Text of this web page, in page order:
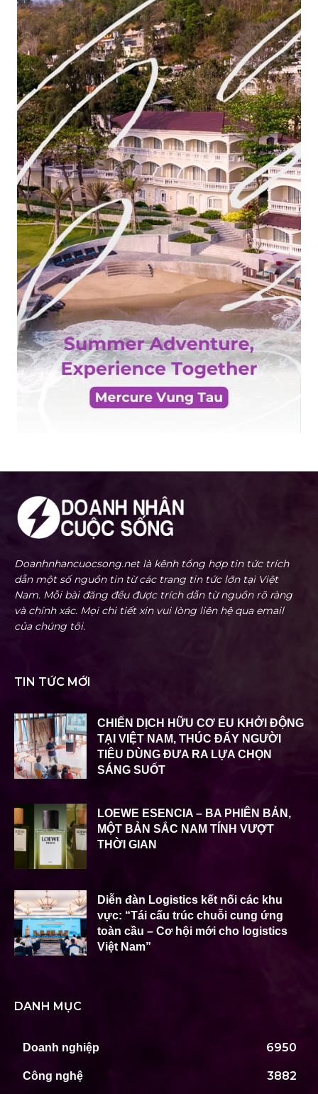
Doanhnhancuocsong.net là kênh tổng hợp tin tức trích
dẫn một số nguồn tin từ các trang tin tức lớn tại Việt
Nam. Mỗi bài đăng đều được trích dẫn từ nguồn rõ ràng
và chính xác. Mọi chi tiết xin vui lòng liên hệ qua email
của chúng tôi.
TIN TỨC MỚI
CHIẾN DỊCH HỮU CƠ EU KHỞI ĐỘNG
TẠI VIỆT NAM, THÚC ĐẨY NGƯỜI
TIÊU DÙNG ĐƯA RA LỰA CHỌN
SÁNG SUỐT
LOEWE ESENCIA – BA PHIÊN BẢN,
MỘT BẢN SẮC NAM TÍNH VƯỢT
THỜI GIAN
Diễn đàn Logistics kết nối các khu
vực: “Tái cấu trúc chuỗi cung ứng
toàn cầu – Cơ hội mới cho logistics
Việt Nam”
DANH MỤC
Doanh nghiệp 6950
Công nghệ 3882